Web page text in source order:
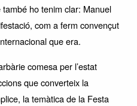
ho tenim clar: Manuel
com a ferm convençut
que era.
comesa per l’estat
que converteix la
la temàtica de la Festa